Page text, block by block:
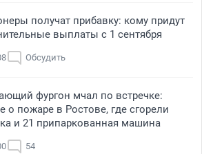
получат прибавку: кому придут
выплаты с 1 сентября
Обсудить
фургон мчал по встречке:
о пожаре в Ростове, где сгорели
и 21 припаркованная машина
54